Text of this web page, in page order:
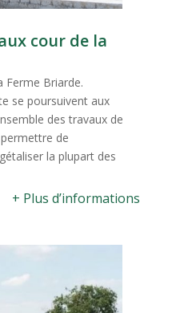
cour de la
Ferme Briarde.
se poursuivent aux
des travaux de
de
la plupart des
+ Plus d’informations